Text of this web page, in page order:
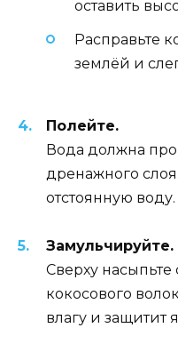
оставить
Расправьте
землёй и
Полейте.
Вода должна
дренажного
отстоянную воду.
Замульчируйте.
Сверху
кокосового
влагу и защитит